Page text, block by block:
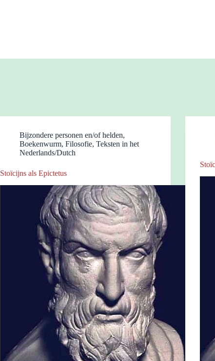
Bijzondere personen en/of helden,
Boekenwurm, Filosofie, Teksten in het
Nederlands/Dutch
Stoïcijns als Epictetus